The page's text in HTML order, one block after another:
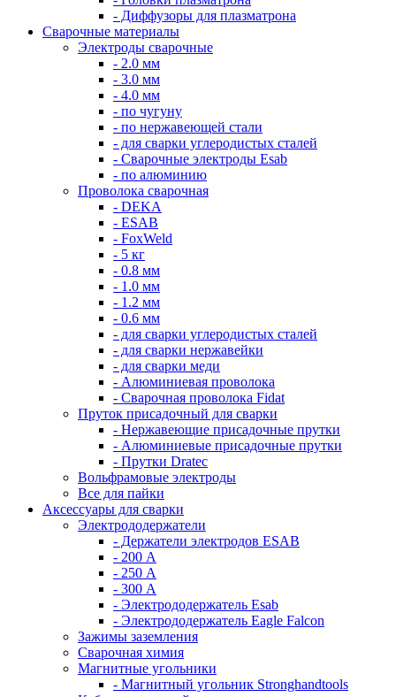
- Диффузоры для плазматрона
Сварочные материалы
Электроды сварочные
- 2.0 мм
- 3.0 мм
- 4.0 мм
- по чугуну
- по нержавеющей стали
- для сварки углеродистых сталей
- Сварочные электроды Esab
- по алюминию
Проволока сварочная
- DEKA
- ESAB
- FoxWeld
- 5 кг
- 0.8 мм
- 1.0 мм
- 1.2 мм
- 0.6 мм
- для сварки углеродистых сталей
- для сварки нержавейки
- для сварки меди
- Алюминиевая проволока
- Сварочная проволока Fidat
Пруток присадочный для сварки
- Нержавеющие присадочные прутки
- Алюминиевые присадочные прутки
- Прутки Dratec
Вольфрамовые электроды
Все для пайки
Аксессуары для сварки
Электрододержатели
- Держатели электродов ESAB
- 200 А
- 250 А
- 300 А
- Электрододержатель Esab
- Электрододержатель Eagle Falcon
Зажимы заземления
Сварочная химия
Магнитные угольники
- Магнитный угольник Stronghandtools